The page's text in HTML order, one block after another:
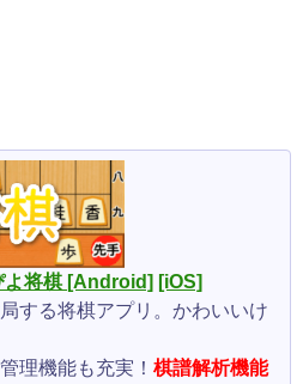
よ将棋 [Android] [iOS]
する将棋アプリ。かわいいけ
理機能も充実！ 棋譜解析機能